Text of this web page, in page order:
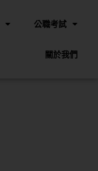
公職考試
關於我們